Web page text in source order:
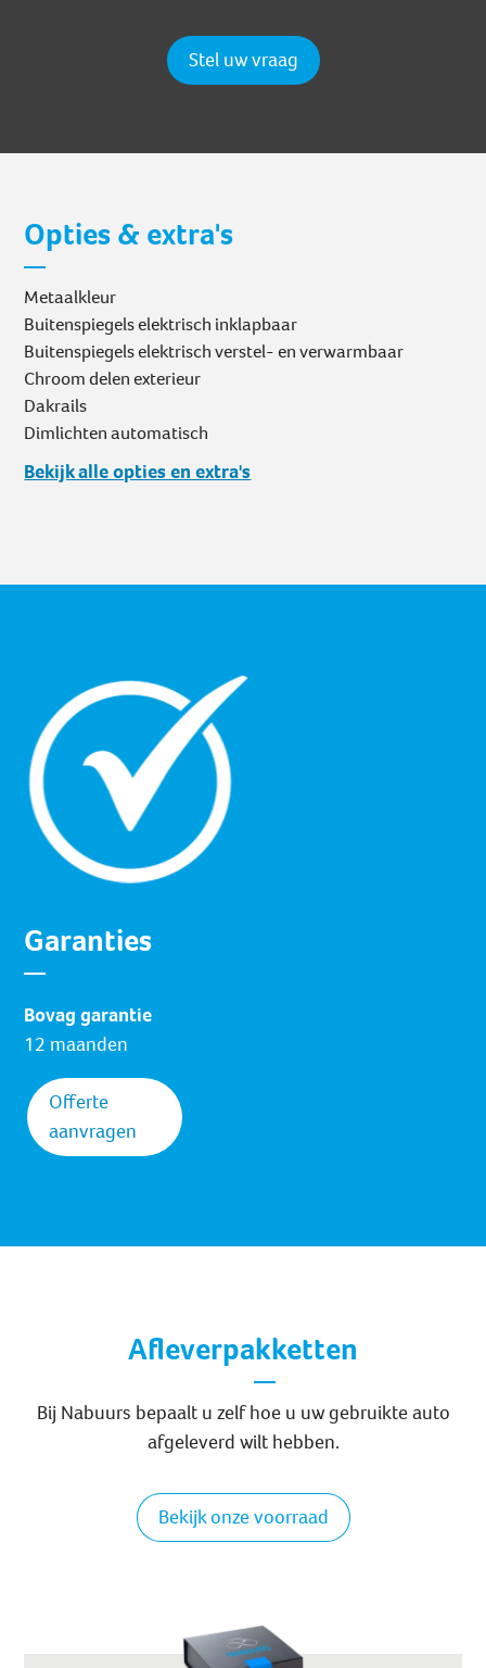
Stel uw vraag
Opties & extra's
Metaalkleur
Buitenspiegels elektrisch inklapbaar
Buitenspiegels elektrisch verstel- en verwarmbaar
Chroom delen exterieur
Dakrails
Dimlichten automatisch
Bekijk alle opties en extra's
Garanties
Bovag garantie
12 maanden
Offerte
aanvragen
Afleverpakketten
Bij Nabuurs bepaalt u zelf hoe u uw gebruikte auto
afgeleverd wilt hebben.
Bekijk onze voorraad